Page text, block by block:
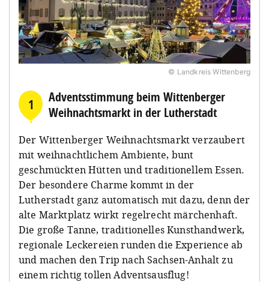
© Landkreis Wittenberg
1
Adventsstimmung beim Wittenberger
Weihnachtsmarkt in der Lutherstadt
Der Wittenberger Weihnachtsmarkt verzaubert
mit weihnachtlichem Ambiente, bunt
geschmückten Hütten und traditionellem Essen.
Der besondere Charme kommt in der
Lutherstadt ganz automatisch mit dazu, denn der
alte Marktplatz wirkt regelrecht märchenhaft.
Die große Tanne, traditionelles Kunsthandwerk,
regionale Leckereien runden die Experience ab
und machen den Trip nach Sachsen-Anhalt zu
einem richtig tollen Adventsausflug!